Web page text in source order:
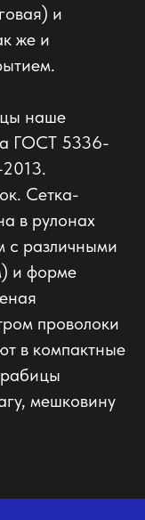
и
же и
наше
ГОСТ 5336-
Сетка-
в рулонах
с различными
и форме
проволоки
в компактные
мешковину